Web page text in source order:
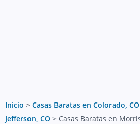
Inicio > Casas Baratas en Colorado, CO
Jefferson, CO > Casas Baratas en